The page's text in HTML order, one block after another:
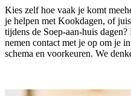
Kies zelf hoe vaak je komt
je helpen met Kookdagen, of
tijdens de Soep-aan-huis
nemen contact met je op om je
schema en voorkeuren. We